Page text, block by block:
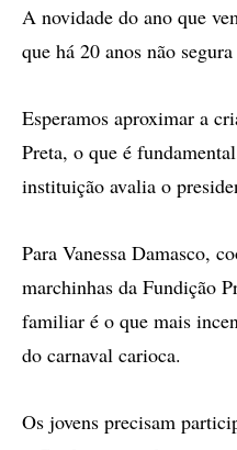
A novidade do ano que
que há 20 anos não
Esperamos aproximar a
Preta, o que é
instituição avalia o
Para Vanessa Damasco,
marchinhas da Fundição
familiar é o que mais
do carnaval carioca.
Os jovens precisam